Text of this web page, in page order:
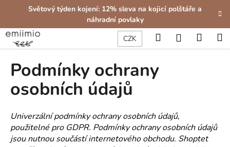
Světový týden kojení: 12% sleva na kojicí polštáře a
náhradní povlaky
CZK
HledatPřihlášení
Podmínky ochrany
osobních údajů
Univerzální podmínky ochrany osobních údajů,
použitelné pro GDPR. Podmínky ochrany osobních údajů
jsou nutnou součástí internetového obchodu. Shoptet
š
í
o
p
o
t
ř
e